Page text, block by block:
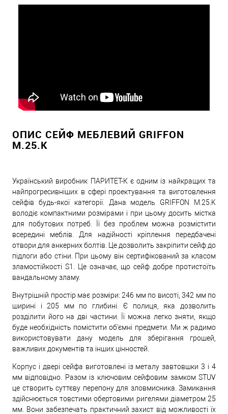
ОПИС СЕЙФ МЕБЛЕВИЙ GRIFFON
M.25.K
Український виробник ПАРИТЕТ-К є одним із найкращих та
найпрогресивніших в сфері проектування та виготовлення
сейфів будь-якої категорії. Дана модель GRIFFON M.25.K
володіє компактними розмірами і при цьому досить містка
для побутових потреб. Її без проблем можна розмістити
всередині меблів. Для надійності кріплення передбачені
отвори для анкерних болтів. Це дозволить закріпити сейф до
підлоги або стіни. При цьому він сертифікований за класом
зламостійкості S1. Це означає, що сейф добре протистоїть
вандальному зламу.
Внутрішній простір має розміри: 246 мм по висоті, 342 мм по
ширині і 205 мм по глибині. Є полиця, яка дозволить
розділити його на дві частини. Її можна легко зняти, якщо
буде необхідність помістити об'ємні предмети. Ми ж радимо
використовувати дану модель для зберігання грошей,
важливих документів та інших цінностей.
Корпус і двері сейфа виготовлені із металу завтовшки 3 і 4
мм відповідно. Разом із ключовим сейфовим замком STUV
це створить суттєву перепону для зловмисника. Замикання
здійснюється товстими обертовими ригелями діаметром 25
мм. Вони забезпечать практичний захист від можливості їх